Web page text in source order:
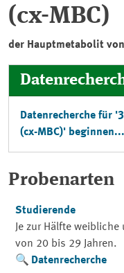
(cx-MBC)
der Hauptmetabolit
Datenrecherche für
(cx-MBC)' beginnen...
Probenarten
Studierende
Je zur Hälfte
von 20 bis 29 Jahren.
Datenrecherche